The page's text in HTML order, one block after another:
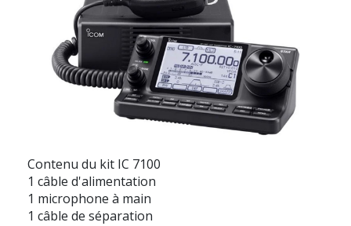
Contenu du kit IC 7100
1 câble d'alimentation
1 microphone à main
1 câble de séparation